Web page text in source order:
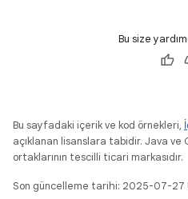
Bu size
Bu sayfadaki içerik ve kod örnekleri,
açıklanan lisanslara tabidir. Java ve
ortaklarının tescilli ticari markasıdır.
Son güncelleme tarihi: 2025-07-27